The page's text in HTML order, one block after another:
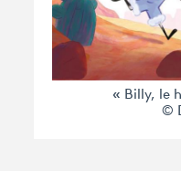
« Billy, le
©